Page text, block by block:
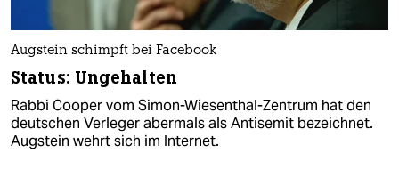
Augstein schimpft bei Facebook
Status: Ungehalten
Rabbi Cooper vom Simon-Wiesenthal-Zentrum hat den
deutschen Verleger abermals als Antisemit bezeichnet.
Augstein wehrt sich im Internet.